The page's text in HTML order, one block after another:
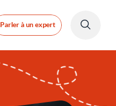
Parler à un expert